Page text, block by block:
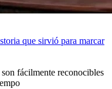
que sirvió para marcar
fácilmente reconocibles